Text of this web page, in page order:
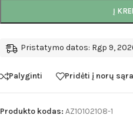
Į
Pristatymo datos: Rgp 9,
Palyginti Pridėti į norų
Produkto kodas: AZ10102108-1